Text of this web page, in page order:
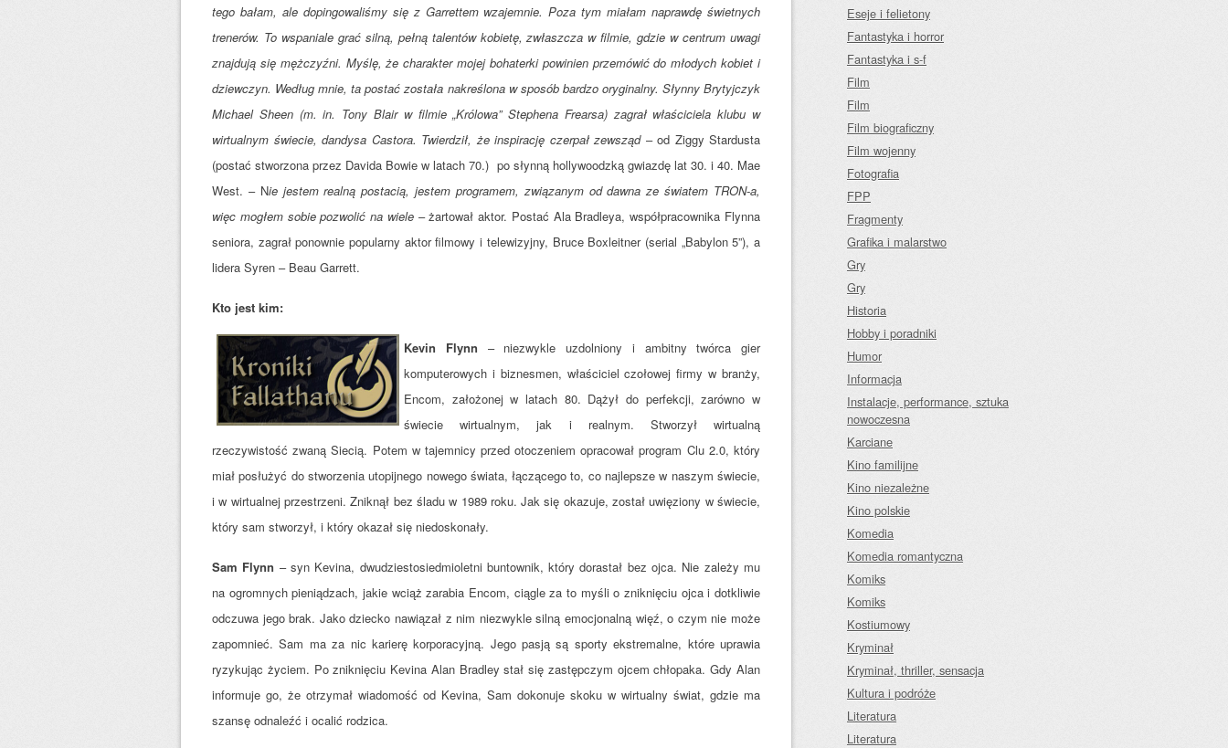
tego bałam, ale dopingowaliśmy się z Garrettem wzajemnie. Poza tym miałam naprawdę świetnych
trenerów. To wspaniale grać silną, pełną talentów kobietę, zwłaszcza w filmie, gdzie w centrum uwagi
znajdują się mężczyźni. Myślę, że charakter mojej bohaterki powinien przemówić do młodych kobiet i
dziewczyn. Według mnie, ta postać została nakreślona w sposób bardzo oryginalny. Słynny Brytyjczyk
Michael Sheen (m. in. Tony Blair w filmie „Królowa” Stephena Frearsa) zagrał właściciela klubu w
wirtualnym świecie, dandysa Castora. Twierdził, że inspirację czerpał zewsząd– od Ziggy Stardusta
(postać stworzona przez Davida Bowie w latach 70.) po słynną hollywoodzką gwiazdę lat 30. i 40. Mae
West. – Nie jestem realną postacią, jestem programem, związanym od dawna ze światem TRON-a,
więc mogłem sobie pozwolić na wiele– żartował aktor. Postać Ala Bradleya, współpracownika Flynna
seniora, zagrał ponownie popularny aktor filmowy i telewizyjny, Bruce Boxleitner (serial „Babylon 5”), a
lidera Syren – Beau Garrett.
Kto jest kim:
Kevin Flynn – niezwykle uzdolniony i ambitny twórca gier
komputerowych i biznesmen, właściciel czołowej firmy w branży,
Encom, założonej w latach 80. Dążył do perfekcji, zarówno w
świecie wirtualnym, jak i realnym. Stworzył wirtualną
rzeczywistość zwaną Siecią. Potem w tajemnicy przed otoczeniem opracował program Clu 2.0, który
miał posłużyć do stworzenia utopijnego nowego świata, łączącego to, co najlepsze w naszym świecie,
i w wirtualnej przestrzeni. Zniknął bez śladu w 1989 roku. Jak się okazuje, został uwięziony w świecie,
który sam stworzył, i który okazał się niedoskonały.
Sam Flynn – syn Kevina, dwudziestosiedmioletni buntownik, który dorastał bez ojca. Nie zależy mu
na ogromnych pieniądzach, jakie wciąż zarabia Encom, ciągle za to myśli o zniknięciu ojca i dotkliwie
odczuwa jego brak. Jako dziecko nawiązał z nim niezwykle silną emocjonalną więź, o czym nie może
zapomnieć. Sam ma za nic karierę korporacyjną. Jego pasją są sporty ekstremalne, które uprawia
ryzykując życiem. Po zniknięciu Kevina Alan Bradley stał się zastępczym ojcem chłopaka. Gdy Alan
informuje go, że otrzymał wiadomość od Kevina, Sam dokonuje skoku w wirtualny świat, gdzie ma
szansę odnaleźć i ocalić rodzica.
Eseje i felietony
Fantastyka i horror
Fantastyka i s-f
Film
Film
Film biograficzny
Film wojenny
Fotografia
FPP
Fragmenty
Grafika i malarstwo
Gry
Gry
Historia
Hobby i poradniki
Humor
Informacja
Instalacje, performance, sztuka
nowoczesna
Karciane
Kino familijne
Kino niezależne
Kino polskie
Komedia
Komedia romantyczna
Komiks
Komiks
Kostiumowy
Kryminał
Kryminał, thriller, sensacja
Kultura i podróże
Literatura
Literatura